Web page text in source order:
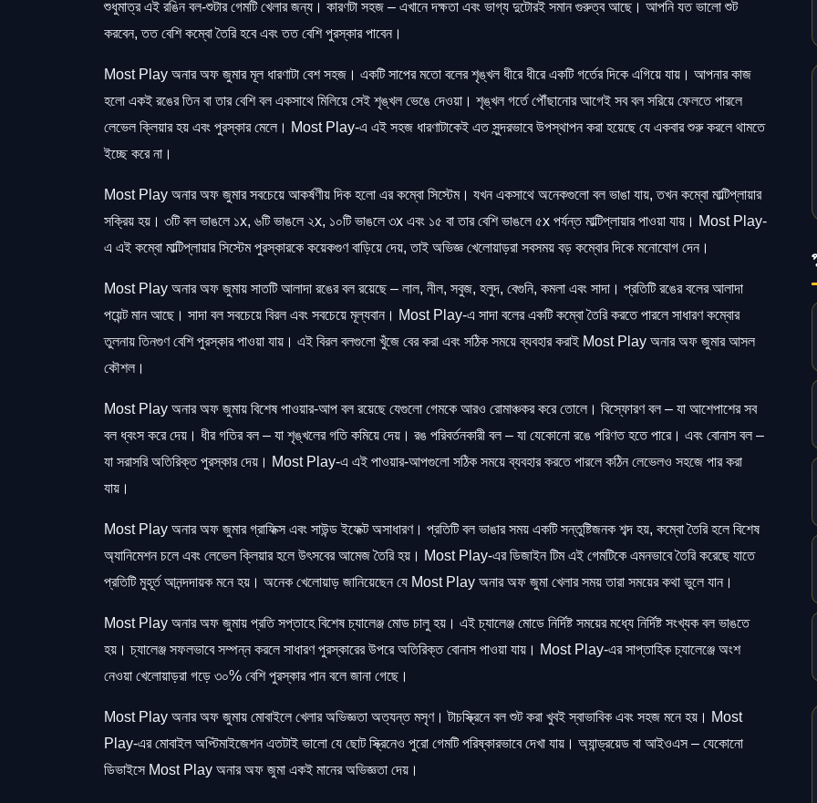
শুধুমাত্র এই রঙিন বল-শুটার গেমটি খেলার জন্য। কারণটা সহজ – এখানে দক্ষতা এবং ভাগ্য দুটোরই সমান গুরুত্ব আছে। আপনি যত ভালো শুট
করবেন, তত বেশি কম্বো তৈরি হবে এবং তত বেশি পুরস্কার পাবেন।
Most Play অনার অফ জুমার মূল ধারণাটা বেশ সহজ। একটি সাপের মতো বলের শৃঙ্খল ধীরে ধীরে একটি গর্তের দিকে এগিয়ে যায়। আপনার কাজ
হলো একই রঙের তিন বা তার বেশি বল একসাথে মিলিয়ে সেই শৃঙ্খল ভেঙে দেওয়া। শৃঙ্খল গর্তে পৌঁছানোর আগেই সব বল সরিয়ে ফেলতে পারলে
লেভেল ক্লিয়ার হয় এবং পুরস্কার মেলে। Most Play-এ এই সহজ ধারণাটাকেই এত সুন্দরভাবে উপস্থাপন করা হয়েছে যে একবার শুরু করলে থামতে
ইচ্ছে করে না।
Most Play অনার অফ জুমার সবচেয়ে আকর্ষণীয় দিক হলো এর কম্বো সিস্টেম। যখন একসাথে অনেকগুলো বল ভাঙা যায়, তখন কম্বো মাল্টিপ্লায়ার
সক্রিয় হয়। ৩টি বল ভাঙলে ১x, ৬টি ভাঙলে ২x, ১০টি ভাঙলে ৩x এবং ১৫ বা তার বেশি ভাঙলে ৫x পর্যন্ত মাল্টিপ্লায়ার পাওয়া যায়। Most Play-
এ এই কম্বো মাল্টিপ্লায়ার সিস্টেম পুরস্কারকে কয়েকগুণ বাড়িয়ে দেয়, তাই অভিজ্ঞ খেলোয়াড়রা সবসময় বড় কম্বোর দিকে মনোযোগ দেন।
Most Play অনার অফ জুমায় সাতটি আলাদা রঙের বল রয়েছে – লাল, নীল, সবুজ, হলুদ, বেগুনি, কমলা এবং সাদা। প্রতিটি রঙের বলের আলাদা
পয়েন্ট মান আছে। সাদা বল সবচেয়ে বিরল এবং সবচেয়ে মূল্যবান। Most Play-এ সাদা বলের একটি কম্বো তৈরি করতে পারলে সাধারণ কম্বোর
তুলনায় তিনগুণ বেশি পুরস্কার পাওয়া যায়। এই বিরল বলগুলো খুঁজে বের করা এবং সঠিক সময়ে ব্যবহার করাই Most Play অনার অফ জুমার আসল
কৌশল।
Most Play অনার অফ জুমায় বিশেষ পাওয়ার-আপ বল রয়েছে যেগুলো গেমকে আরও রোমাঞ্চকর করে তোলে। বিস্ফোরণ বল – যা আশেপাশের সব
বল ধ্বংস করে দেয়। ধীর গতির বল – যা শৃঙ্খলের গতি কমিয়ে দেয়। রঙ পরিবর্তনকারী বল – যা যেকোনো রঙে পরিণত হতে পারে। এবং বোনাস বল –
যা সরাসরি অতিরিক্ত পুরস্কার দেয়। Most Play-এ এই পাওয়ার-আপগুলো সঠিক সময়ে ব্যবহার করতে পারলে কঠিন লেভেলও সহজে পার করা
যায়।
Most Play অনার অফ জুমার গ্রাফিক্স এবং সাউন্ড ইফেক্ট অসাধারণ। প্রতিটি বল ভাঙার সময় একটি সন্তুষ্টিজনক শব্দ হয়, কম্বো তৈরি হলে বিশেষ
অ্যানিমেশন চলে এবং লেভেল ক্লিয়ার হলে উৎসবের আমেজ তৈরি হয়। Most Play-এর ডিজাইন টিম এই গেমটিকে এমনভাবে তৈরি করেছে যাতে
প্রতিটি মুহূর্ত আনন্দদায়ক মনে হয়। অনেক খেলোয়াড় জানিয়েছেন যে Most Play অনার অফ জুমা খেলার সময় তারা সময়ের কথা ভুলে যান।
Most Play অনার অফ জুমায় প্রতি সপ্তাহে বিশেষ চ্যালেঞ্জ মোড চালু হয়। এই চ্যালেঞ্জ মোডে নির্দিষ্ট সময়ের মধ্যে নির্দিষ্ট সংখ্যক বল ভাঙতে
হয়। চ্যালেঞ্জ সফলভাবে সম্পন্ন করলে সাধারণ পুরস্কারের উপরে অতিরিক্ত বোনাস পাওয়া যায়। Most Play-এর সাপ্তাহিক চ্যালেঞ্জে অংশ
নেওয়া খেলোয়াড়রা গড়ে ৩০% বেশি পুরস্কার পান বলে জানা গেছে।
Most Play অনার অফ জুমায় মোবাইলে খেলার অভিজ্ঞতা অত্যন্ত মসৃণ। টাচস্ক্রিনে বল শুট করা খুবই স্বাভাবিক এবং সহজ মনে হয়। Most
Play-এর মোবাইল অপ্টিমাইজেশন এতটাই ভালো যে ছোট স্ক্রিনেও পুরো গেমটি পরিষ্কারভাবে দেখা যায়। অ্যান্ড্রয়েড বা আইওএস – যেকোনো
ডিভাইসে Most Play অনার অফ জুমা একই মানের অভিজ্ঞতা দেয়।